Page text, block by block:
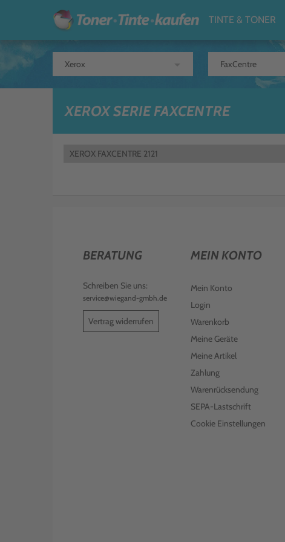
TINTE & TONER
XEROX SERIE FAXCENTRE
XEROX FAXCENTRE 2121
BERATUNG
Schreiben Sie uns:
service@wiegand-gmbh.de
Vertrag widerrufen
MEIN KONTO
Mein Konto
Login
Warenkorb
Meine Geräte
Meine Artikel
Zahlung
Warenrücksendung
SEPA-Lastschrift
Cookie Einstellungen